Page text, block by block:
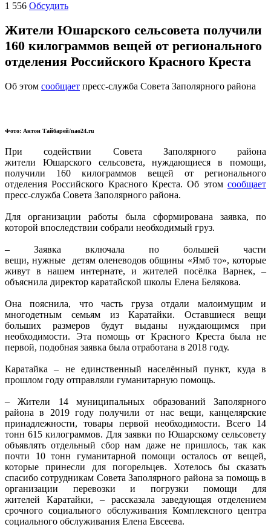
1 556 Обсудить
Жители Юшарского сельсовета получили
160 килограммов вещей от регионального
отделения Российского Красного Креста
Об этом сообщает пресс-служба Совета Заполярного района
Фото: Антон Тайбарей/nao24.ru
При содействии Совета Заполярного района
жители Юшарского сельсовета, нуждающиеся в помощи,
получили 160 килограммов вещей от регионального
отделения Российского Красного Креста. Об этом сообщает
пресс-служба Совета Заполярного района.
Для организации работы была сформирована заявка, по
которой впоследствии собрали необходимый груз.
– Заявка включала по большей части
вещи, нужные детям оленеводов общины «Ямб то», которые
живут в нашем интернате, и жителей посёлка Варнек, –
объяснила директор каратайской школы Елена Белякова.
Она пояснила, что часть груза отдали малоимущим и
многодетным семьям из Каратайки. Оставшиеся вещи
больших размеров будут выданы нуждающимся при
необходимости. Эта помощь от Красного Креста была не
первой, подобная заявка была отработана в 2018 году.
Каратайка – не единственный населённый пункт, куда в
прошлом году отправляли гуманитарную помощь.
– Жители 14 муниципальных образований Заполярного
района в 2019 году получили от нас вещи, канцелярские
принадлежности, товары первой необходимости. Всего 14
тонн 615 килограммов. Для заявки по Юшарскому сельсовету
объявлять отдельный сбор нам даже не пришлось, так как
почти 10 тонн гуманитарной помощи осталось от вещей,
которые принесли для погорельцев. Хотелось бы сказать
спасибо сотрудникам Совета Заполярного района за помощь в
организации перевозки и погрузки помощи для
жителей Каратайки, – рассказала заведующая отделением
срочного социального обслуживания Комплексного центра
социального обслуживания Елена Евсеева.